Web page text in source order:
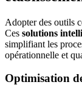
Adopter des outils
Ces solutions
simplifiant les
opérationnelle et
Optimisation